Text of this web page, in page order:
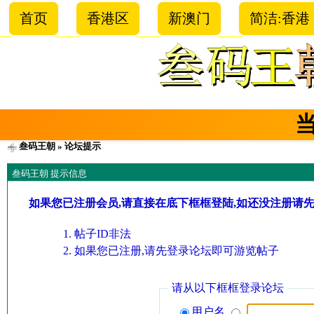
首页 香港区 新澳门 简洁:香港
叁码王朝 » 论坛提示
叁码王朝 提示信息
如果您已注册会员,请直接在底下框框登陆,如还没注册请
帖子ID非法
如果您已注册,请先登录论坛即可游览帖子
请从以下框框登录论坛
用户名